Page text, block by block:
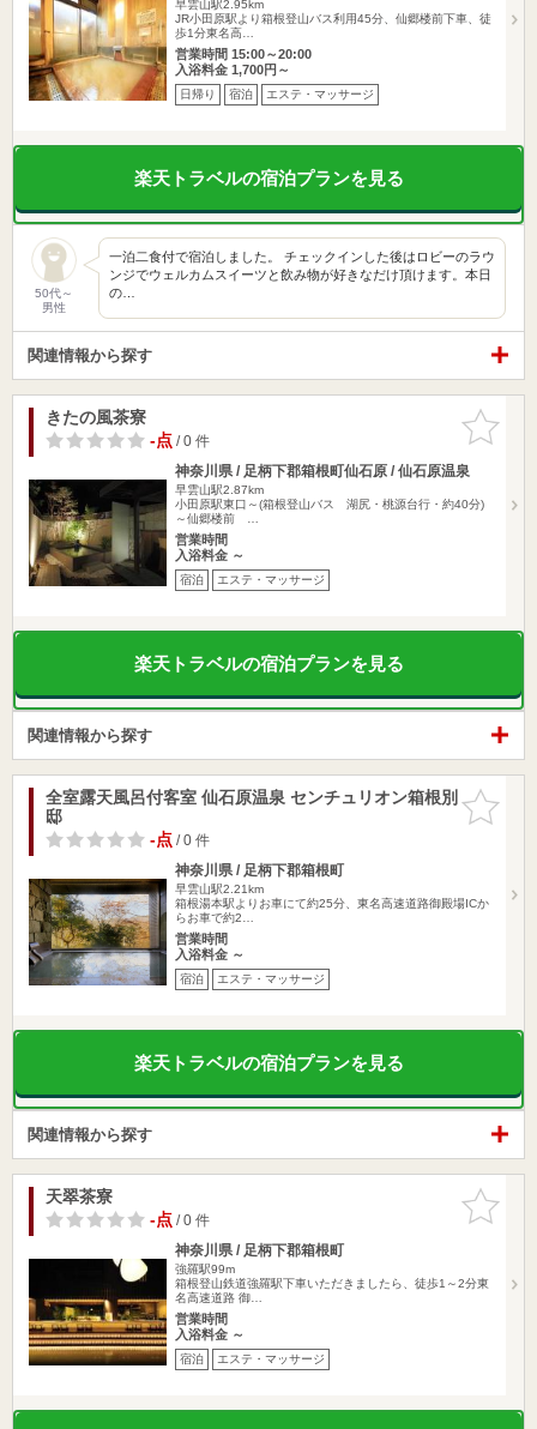
早雲山駅2.95km
JR小田原駅より箱根登山バス利用45分、仙郷楼前下車、徒
歩1分東名高…
営業時間 15:00～20:00
入浴料金 1,700円～
日帰り 宿泊 エステ・マッサージ
楽天トラベルの宿泊プランを見る
50代～
男性
一泊二食付で宿泊しました。 チェックインした後はロビーのラウ
ンジでウェルカムスイーツと飲み物が好きなだけ頂けます。本日
の…
関連情報から探す
お気に入
りに追加
きたの風茶寮
-点/ 0 件
神奈川県 / 足柄下郡箱根町仙石原 / 仙石原温泉
早雲山駅2.87km
小田原駅東口～(箱根登山バス 湖尻・桃源台行・約40分)
～仙郷楼前 …
営業時間
入浴料金 ～
宿泊 エステ・マッサージ
楽天トラベルの宿泊プランを見る
関連情報から探す
お気に入
りに追加
全室露天風呂付客室 仙石原温泉 センチュリオン箱根別
邸
-点/ 0 件
神奈川県 / 足柄下郡箱根町
早雲山駅2.21km
箱根湯本駅よりお車にて約25分、東名高速道路御殿場ICか
らお車で約2…
営業時間
入浴料金 ～
宿泊 エステ・マッサージ
楽天トラベルの宿泊プランを見る
関連情報から探す
お気に入
りに追加
天翠茶寮
-点/ 0 件
神奈川県 / 足柄下郡箱根町
強羅駅99m
箱根登山鉄道強羅駅下車いただきましたら、徒歩1～2分東
名高速道路 御…
営業時間
入浴料金 ～
宿泊 エステ・マッサージ